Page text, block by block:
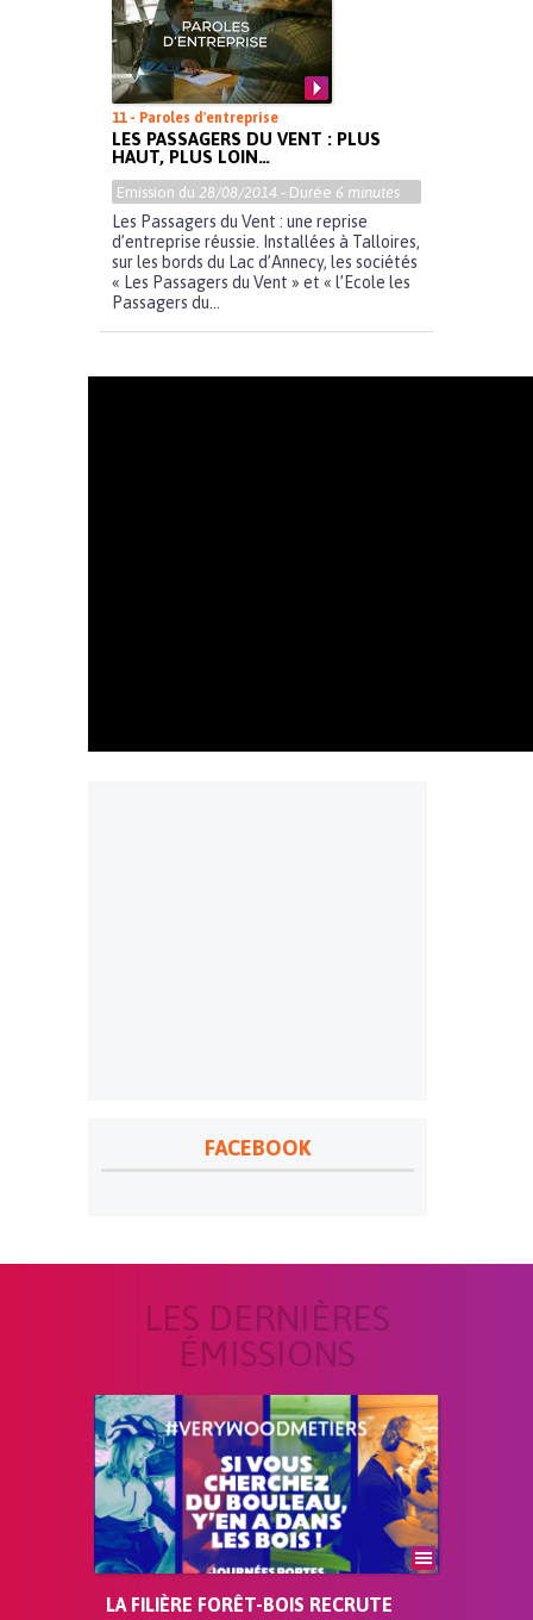
11 - Paroles d'entreprise
LES PASSAGERS DU VENT : PLUS
HAUT, PLUS LOIN…
Emission du 28/08/2014 - Durée 6 minutes
Les Passagers du Vent : une reprise
d’entreprise réussie. Installées à Talloires,
sur les bords du Lac d’Annecy, les sociétés
« Les Passagers du Vent » et « l’Ecole les
Passagers du...
FACEBOOK
LES DERNIÈRES
ÉMISSIONS
LA FILIÈRE FORÊT-BOIS RECRUTE